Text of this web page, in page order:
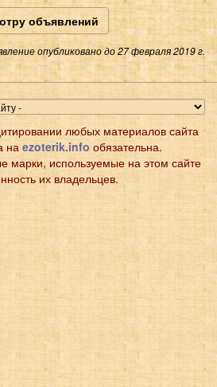
объявлений
опубликовано до 27 февраля 2019 г.
любых материалов сайта
на ezoterik.info обязательна.
марки, используемые на этом сайте
их владельцев.